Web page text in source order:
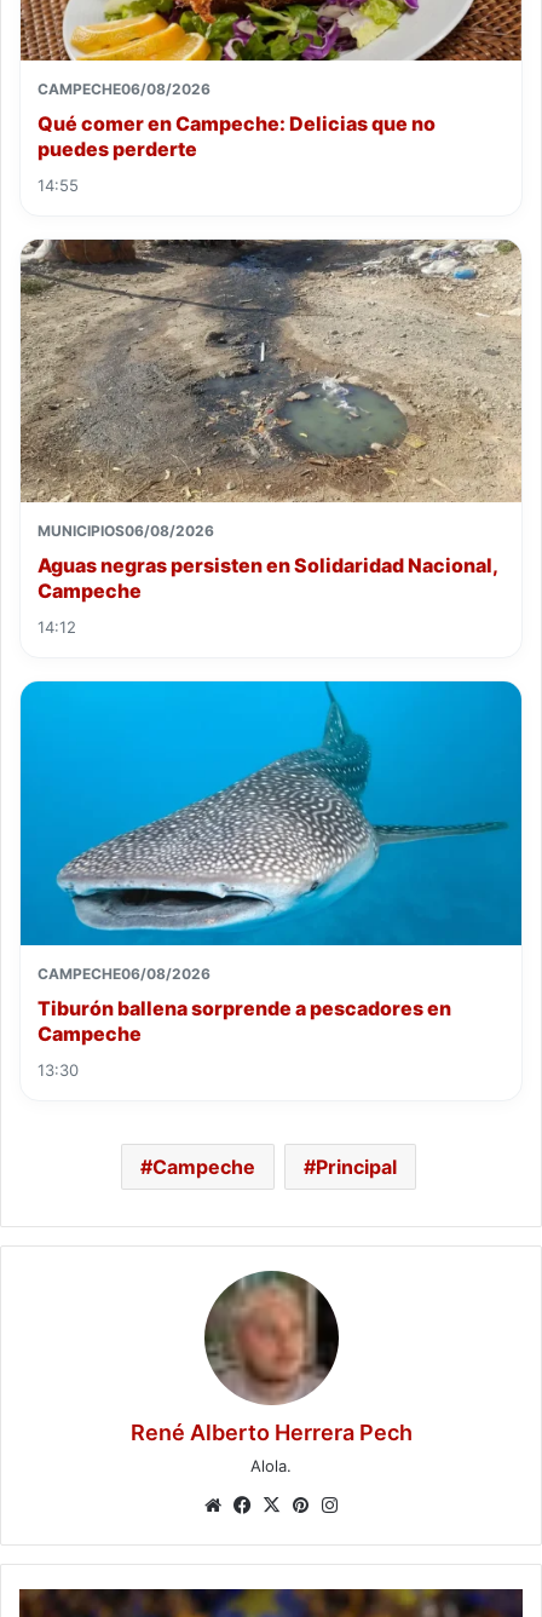
CAMPECHE06/08/2026
Qué comer en Campeche: Delicias que no
puedes perderte
14:55
MUNICIPIOS06/08/2026
Aguas negras persisten en Solidaridad Nacional,
Campeche
14:12
CAMPECHE06/08/2026
Tiburón ballena sorprende a pescadores en
Campeche
13:30
Campeche Principal
René Alberto Herrera Pech
Alola.
WebsiteFacebook
X Pinterest
Chivas